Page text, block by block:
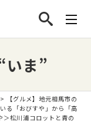
いま”
> 【グルメ】地元相馬市の
る「おびすや」から「高
松川浦コロットと青の